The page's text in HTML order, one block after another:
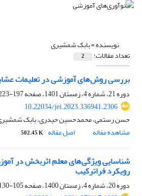
نویسنده =بابک شمشیری
تعداد مقالات: 2
بررسی روش‌های آموزشی در تعلیمات
دوره 21، شماره 4، زمستان 1401، صفحه
197-223
10.22034/jei.2023.336941.2306
حسن رستمی، محمدحسین حیدری، بابک
مشاهده مقاله
اصل مقاله 502.45 K
شناسایی ویژگی‌های معلم اثربخش در
رویکرد فراترکیب
دوره 20، شماره 4، زمستان 1400، صفحه
105-130